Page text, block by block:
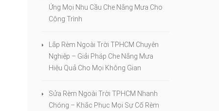
Ứng Mọi Nhu Cầu Che Nắng Mưa Cho
Công Trình
Lắp Rèm Ngoài Trời TPHCM Chuyên
Nghiệp – Giải Pháp Che Nắng Mưa
Hiệu Quả Cho Mọi Không Gian
Sửa Rèm Ngoài Trời TPHCM Nhanh
Chóng – Khắc Phục Mọi Sự Cố Rèm